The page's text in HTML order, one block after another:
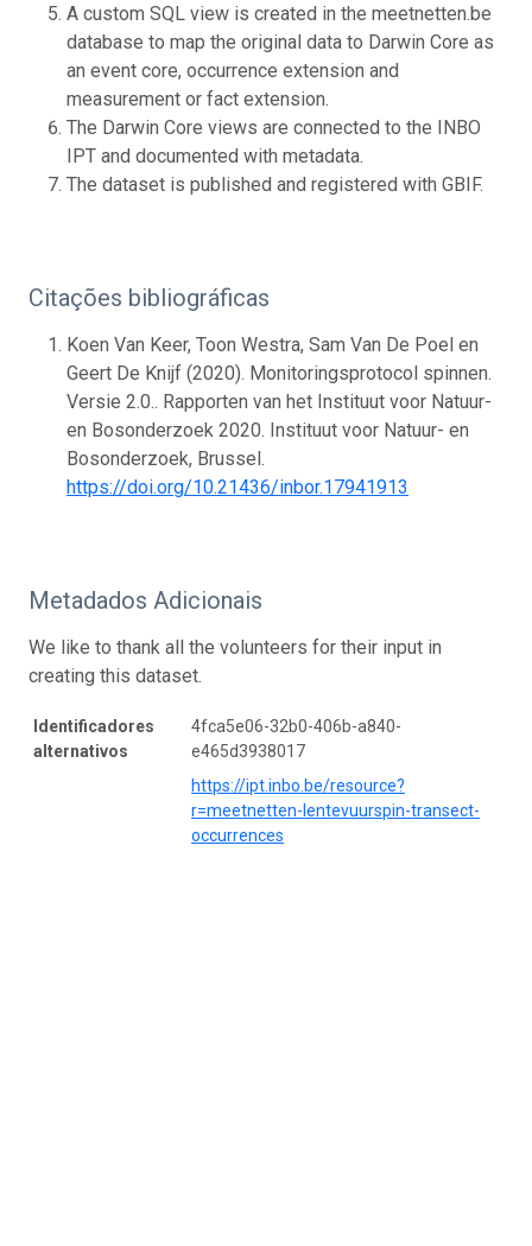
A custom SQL view is created in the meetnetten.be
database to map the original data to Darwin Core as
an event core, occurrence extension and
measurement or fact extension.
The Darwin Core views are connected to the INBO
IPT and documented with metadata.
The dataset is published and registered with GBIF.
Citações bibliográficas
Koen Van Keer, Toon Westra, Sam Van De Poel en
Geert De Knijf (2020). Monitoringsprotocol spinnen.
Versie 2.0.. Rapporten van het Instituut voor Natuur-
en Bosonderzoek 2020. Instituut voor Natuur- en
Bosonderzoek, Brussel.
https://doi.org/10.21436/inbor.17941913
Metadados Adicionais
We like to thank all the volunteers for their input in
creating this dataset.
Identificadores
alternativos
4fca5e06-32b0-406b-a840-
e465d3938017
https://ipt.inbo.be/resource?
r=meetnetten-lentevuurspin-transect-
occurrences